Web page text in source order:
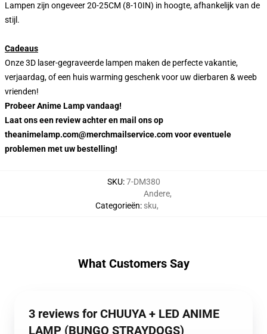
Lampen zijn ongeveer 20-25CM (8-10IN) in hoogte, afhankelijk van de
stijl.
Cadeaus
Onze 3D laser-gegraveerde lampen maken de perfecte vakantie,
verjaardag, of een huis warming geschenk voor uw dierbaren & weeb
vrienden!
Probeer Anime Lamp vandaag!
Laat ons een review achter en mail ons op
theanimelamp.com@merchmailservice.com voor eventuele
problemen met uw bestelling!
SKU:7-DM380
Categorieën:
Andere,
sku,
What Customers Say
3 reviews for CHUUYA + LED ANIME
LAMP (BUNGO STRAYDOGS)